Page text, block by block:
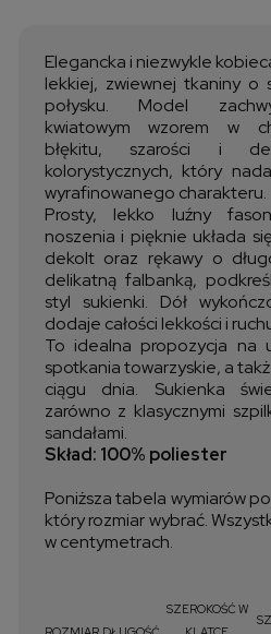
Elegancka i niezwykle
lekkiej, zwiewnej tkaniny o
połysku. Model
kwiatowym wzorem w
błękitu, szarości i
kolorystycznych, który
wyrafinowanego charakteru.
Prosty, lekko luźny
noszenia i pięknie układa
dekolt oraz rękawy o
delikatną falbanką,
styl sukienki. Dół
dodaje całości lekkości i
To idealna propozycja na
spotkania towarzyskie, a
ciągu dnia. Sukienka
zarówno z klasycznymi
sandałami.
Skład: 100% poliester
Poniższa tabela wymiarów
który rozmiar wybrać.
w centymetrach.
SZEROKOŚĆ W